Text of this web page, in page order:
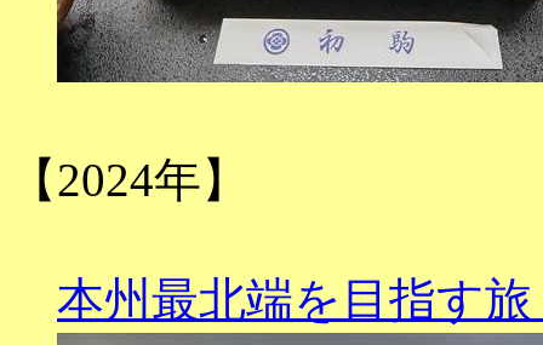
【2024年】
本州最北端を目指す旅